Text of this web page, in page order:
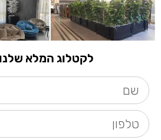
לקטלוג המלא שלנו,